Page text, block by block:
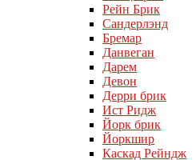
Рейн Брик
Сандерлэнд
Бремар
Данвеган
Дарем
Девон
Дерри брик
Ист Ридж
Йорк брик
Йоркшир
Каскад Рейндж